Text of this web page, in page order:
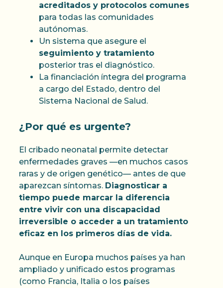
acreditados y protocolos comunes
para todas las comunidades
autónomas.
Un sistema que asegure el
seguimiento y tratamiento
posterior tras el diagnóstico.
La financiación íntegra del programa
a cargo del Estado, dentro del
Sistema Nacional de Salud.
¿Por qué es urgente?
El cribado neonatal permite detectar
enfermedades graves —en muchos casos
raras y de origen genético— antes de que
aparezcan síntomas. Diagnosticar a
tiempo puede marcar la diferencia
entre vivir con una discapacidad
irreversible o acceder a un tratamiento
eficaz en los primeros días de vida.
Aunque en Europa muchos países ya han
ampliado y unificado estos programas
(como Francia, Italia o los países